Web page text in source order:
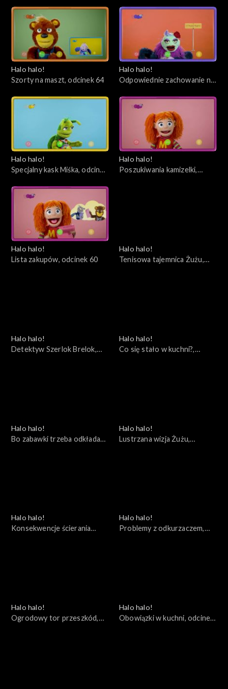
Halo halo!
Szorty na maszt, odcinek 64
Halo halo!
Odpowiednie zachowanie na
Halo halo!
Specjalny kask Miśka, odcinek
Halo halo!
Poszukiwania kamizelki,
Halo halo!
Lista zakupów, odcinek 60
Halo halo!
Tenisowa tajemnica Żużu,
Halo halo!
Detektyw Szerlok Brelok,
Halo halo!
Co się stało w kuchni?,
Halo halo!
Bo zabawki trzeba odkładać
Halo halo!
Lustrzana wizja Żużu,
Halo halo!
Konsekwencje ścierania
Halo halo!
Problemy z odkurzaczem,
Halo halo!
Ogrodowy tor przeszkód,
Halo halo!
Obowiązki w kuchni, odcinek